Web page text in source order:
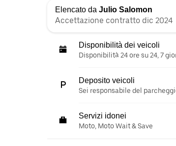
Elencato da Julio Salomon
Accettazione contratto dic 2024
Disponibilità dei veicoli
Disponibilità 24 ore su 24, 7
Deposito veicoli
Sei responsabile del
Servizi idonei
Moto, Moto Wait & Save